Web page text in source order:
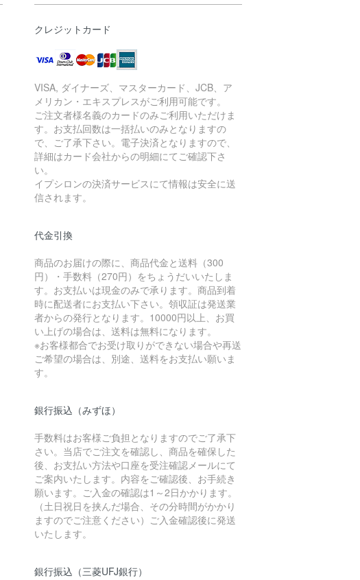
クレジットカード
VISA, ダイナーズ、マスターカード、JCB、ア
メリカン・エキスプレスがご利用可能です。
ご注文者様名義のカードのみご利用いただけま
す。お支払回数は一括払いのみとなりますの
で、ご了承下さい。電子決済となりますので、
詳細はカード会社からの明細にてご確認下さ
い。
イプシロンの決済サービスにて情報は安全に送
信されます。
代金引換
商品のお届けの際に、商品代金と送料（300
円）・手数料（270円）をちょうだいいたしま
す。お支払いは現金のみで承ります。商品到着
時に配送者にお支払い下さい。領収証は発送業
者からの発行となります。10000円以上、お買
い上げの場合は、送料は無料になります。
※お客様都合でお受け取りができない場合や再送
ご希望の場合は、別途、送料をお支払い願いま
す。
銀行振込（みずほ）
手数料はお客様ご負担となりますのでご了承下
さい。当店でご注文を確認し、商品を確保した
後、お支払い方法や口座を受注確認メールにて
ご案内いたします。内容をご確認後、お手続き
願います。ご入金の確認は1～2日かかります。
（土日祝日を挟んだ場合、その分時間がかかり
ますのでご注意ください）ご入金確認後に発送
いたします。
銀行振込（三菱UFJ銀行）